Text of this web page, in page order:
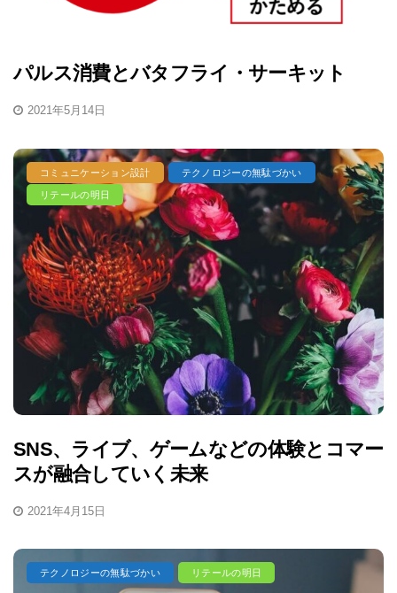
パルス消費とバタフライ・サーキット
2021年5月14日
コミュニケーション設計 テクノロジーの無駄づかい
リテールの明日
SNS、ライブ、ゲームなどの体験とコマー
スが融合していく未来
2021年4月15日
テクノロジーの無駄づかい リテールの明日